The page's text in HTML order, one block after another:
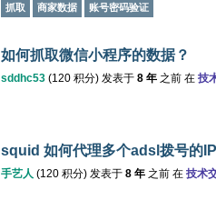
抓取 商家数据 账号密码验证
如何抓取微信小程序的数据？
sddhc53 (120 积分) 发表于 8 年 之前 在 技
squid 如何代理多个adsl拨号的IP
手艺人 (120 积分) 发表于 8 年 之前 在 技术